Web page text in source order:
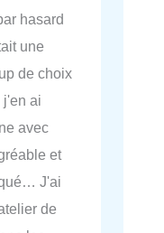
hasard
une
de choix
j'en ai
avec
et
J'ai
de